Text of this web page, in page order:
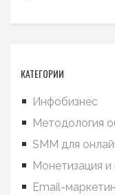
КАТЕГОРИИ
Инфобизнес
Методология
SMM для
Монетизация
Email-